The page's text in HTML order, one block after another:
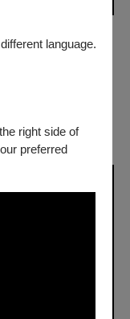
language.
right side of
preferred
邊預購開放：
果乙顆）」